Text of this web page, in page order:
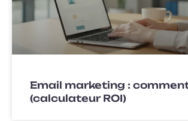
Email marketing :
(calculateur ROI)